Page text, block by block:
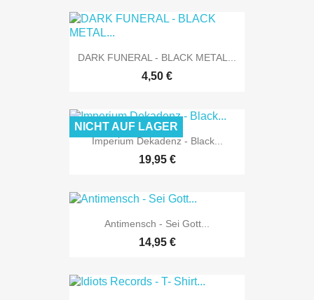
DARK FUNERAL - BLACK METAL...
4,50 €
Imperium Dekadenz - Black...
19,95 €
NICHT AUF LAGER
Antimensch - Sei Gott...
14,95 €